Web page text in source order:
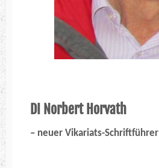
DI Norbert Horvath
– neuer Vikariats-Schriftführer